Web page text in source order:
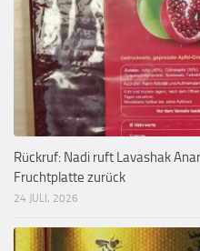
Rückruf: Nadi ruft Lavashak
Fruchtplatte zurück
24 JULI, 2026